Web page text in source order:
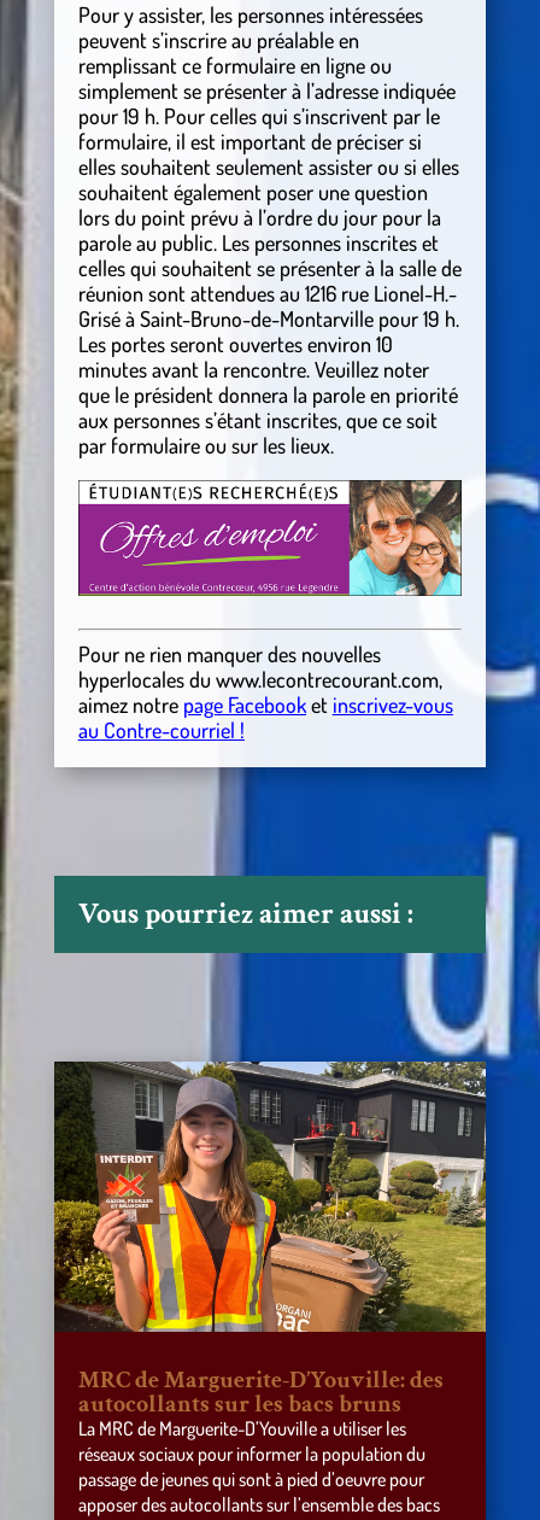
Pour y assister, les personnes intéressées
peuvent s’inscrire au préalable en
remplissant ce formulaire en ligne ou
simplement se présenter à l’adresse indiquée
pour 19 h. Pour celles qui s’inscrivent par le
formulaire, il est important de préciser si
elles souhaitent seulement assister ou si elles
souhaitent également poser une question
lors du point prévu à l’ordre du jour pour la
parole au public. Les personnes inscrites et
celles qui souhaitent se présenter à la salle de
réunion sont attendues au 1216 rue Lionel-H.-
Grisé à Saint-Bruno-de-Montarville pour 19 h.
Les portes seront ouvertes environ 10
minutes avant la rencontre. Veuillez noter
que le président donnera la parole en priorité
aux personnes s’étant inscrites, que ce soit
par formulaire ou sur les lieux.
Pour ne rien manquer des nouvelles
hyperlocalesdu www.lecontrecourant.com,
aimez notre page Facebooket inscrivez-vous
au Contre-courriel !
Vous pourriez aimer aussi :
MRC de Marguerite-D’Youville: des
autocollants sur les bacs bruns
La MRC de Marguerite-D’Youville a utiliser les
réseaux sociaux pour informer la population du
passage de jeunes qui sont à pied d’oeuvre pour
apposer des autocollants sur l’ensemble des bacs